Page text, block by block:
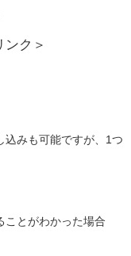
ンク＞
みも可能ですが、1つ
とがわかった場合